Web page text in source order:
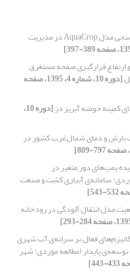
واسنجی و اعتبارسنجی مدل AquaCrop در مدیریت
ارتفاع قرارگیری صفحه مستغرق
[دوره 10، شماره 4، 1395، صفحه
کمینه حوضه آبریز دز [دوره 10،
بارش و دمای شمال‌غرب کشور در
پمپ‌های دور متغیر در
سامانه‌ی آبیاری کشت و صنعت
مدل انتقال آلودگی در رودخانه
فعال بر سرانه‌ی آب شهری
پایدار (مطالعه موردی: شهر